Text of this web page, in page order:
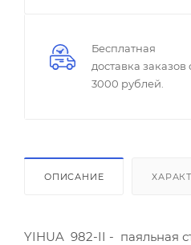
Бесплатная
доставка заказов
3000 рублей.
ОПИСАНИЕ
YIHUA 982-II - паяльная